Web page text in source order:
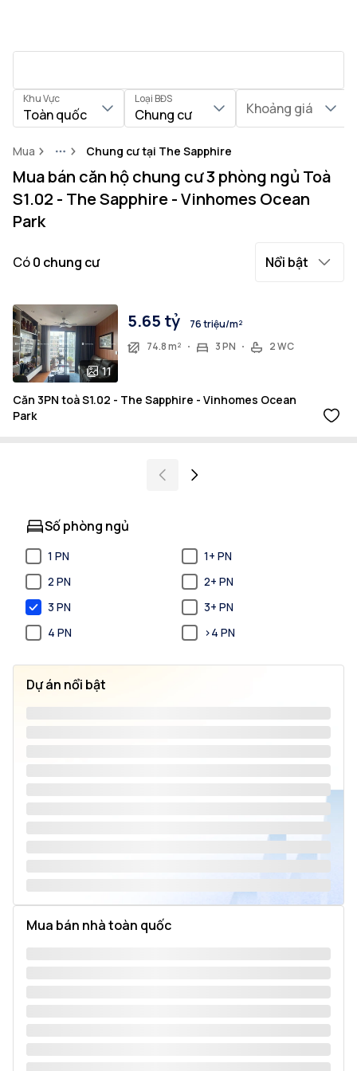
Khu Vực
Toàn quốc
Loại BĐS
Chung cư Khoảng giá
Mua MoreChung cư tại The Sapphire
Mua bán căn hộ chung cư 3 phòng ngủ Toà
S1.02 - The Sapphire - Vinhomes Ocean
Park
Có0 chung cư Nổi bật
11
5.65 tỷ
76 triệu/m²
74.8 m²
3 PN 2 WC
Căn 3PN toà S1.02 - The Sapphire - Vinhomes Ocean
Park
Số phòng ngủ
1 PN
1+ PN
2 PN
2+ PN
3 PN
3+ PN
4 PN
>4 PN
Dự án nổi bật
Mua bán nhà toàn quốc